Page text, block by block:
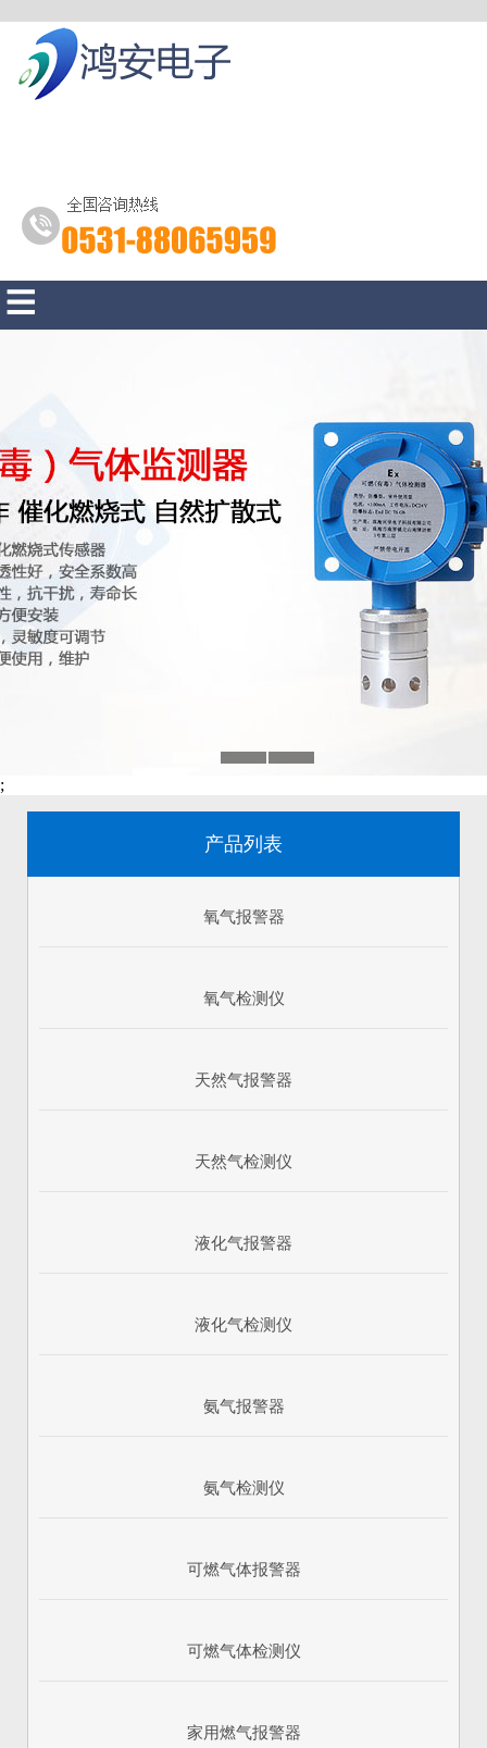
;
产品列表
氧气报警器
氧气检测仪
天然气报警器
天然气检测仪
液化气报警器
液化气检测仪
氨气报警器
氨气检测仪
可燃气体报警器
可燃气体检测仪
家用燃气报警器